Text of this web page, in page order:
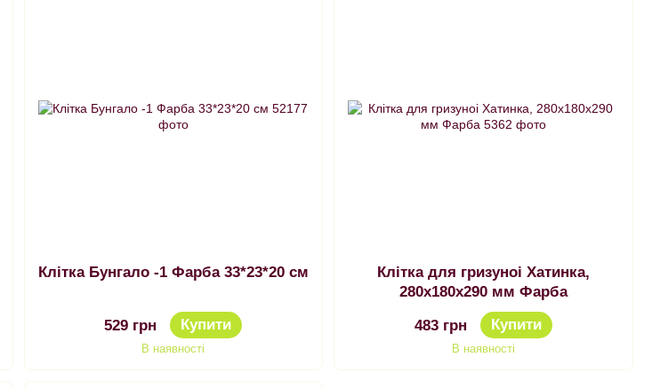
Клітка Бунгало -1 Фарба 33*23*20 см
529 грн Купити
В наявності
Клітка для гризуноі Хатинка,
280х180х290 мм Фарба
483 грн Купити
В наявності